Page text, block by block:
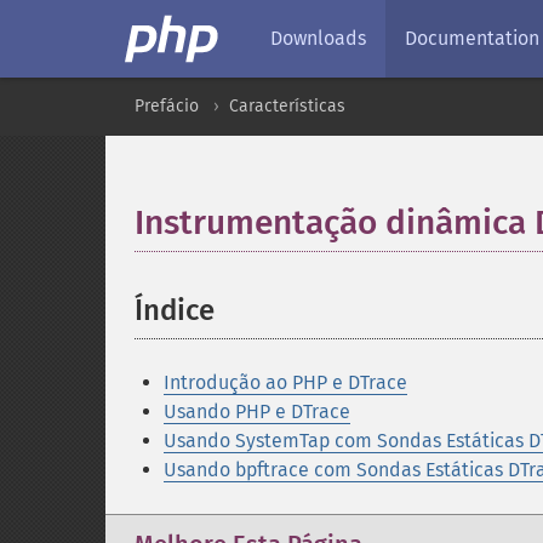
Downloads Documentation
Prefácio Características
Instrumentação dinâmica
Índice
Introdução ao PHP e DTrace
Usando PHP e DTrace
Usando SystemTap com Sondas Estáticas
Usando bpftrace com Sondas Estáticas